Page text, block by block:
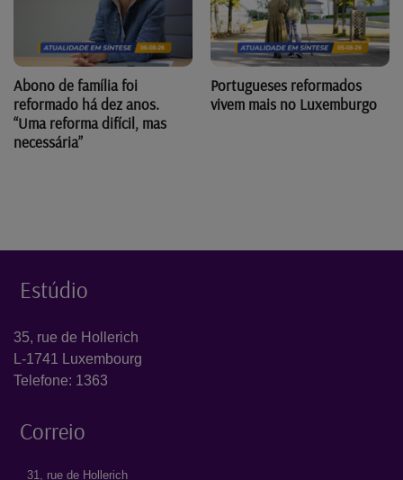
Abono de família foi
reformado há dez anos.
“Uma reforma difícil, mas
necessária”
Portugueses reformados
vivem mais no Luxemburgo
Estúdio
35, rue de Hollerich
L-1741 Luxembourg
Telefone: 1363
Correio
31, rue de Hollerich